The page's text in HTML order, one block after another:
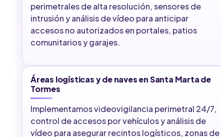
perimetrales de alta resolución, sensores de
intrusión y análisis de vídeo para anticipar
accesos no autorizados en portales, patios
comunitarios y garajes.
Áreas logísticas y de naves en Santa Marta de
Tormes
Implementamos videovigilancia perimetral 24/7,
control de accesos por vehículos y análisis de
vídeo para asegurar recintos logísticos, zonas de